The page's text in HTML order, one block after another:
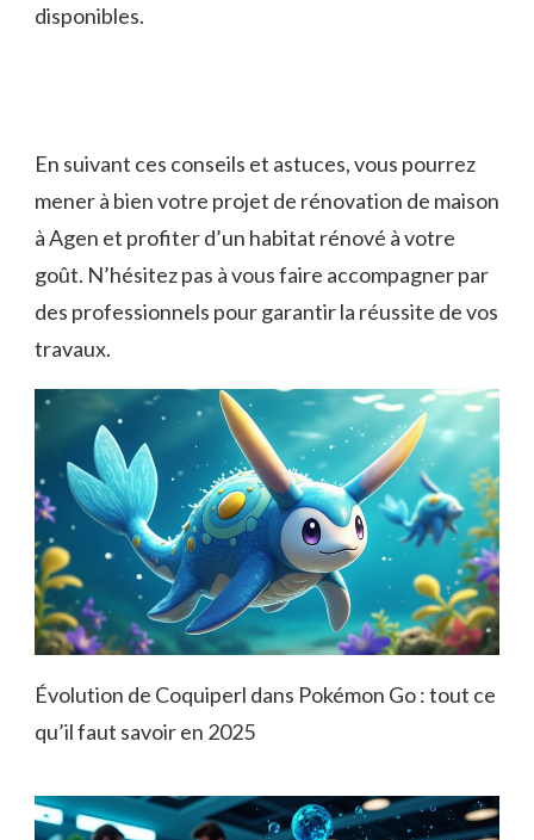
disponibles.
En suivant ces conseils et astuces, vous pourrez
mener à bien votre projet de rénovation de maison
à Agen et profiter d’un habitat rénové à votre
goût. N’hésitez pas à vous faire accompagner par
des professionnels pour garantir la réussite de vos
travaux.
Évolution de Coquiperl dans Pokémon Go : tout ce
qu’il faut savoir en 2025